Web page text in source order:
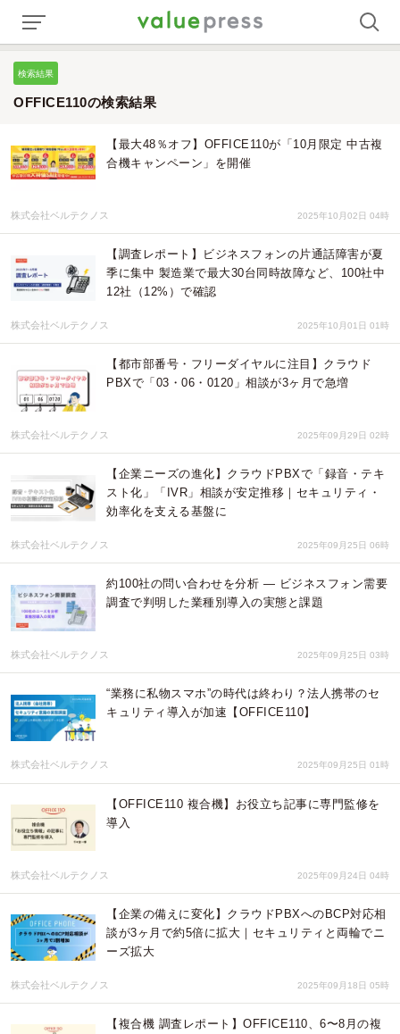
検索結果
OFFICE110の検索結果
【最大48％オフ】OFFICE110が「10月限定 中古複
合機キャンペーン」を開催
株式会社ベルテクノス 2025年10月02日 04時
【調査レポート】ビジネスフォンの片通話障害が夏
季に集中 製造業で最大30台同時故障など、100社中
12社（12%）で確認
株式会社ベルテクノス 2025年10月01日 01時
【都市部番号・フリーダイヤルに注目】クラウド
PBXで「03・06・0120」相談が3ヶ月で急増
株式会社ベルテクノス 2025年09月29日 02時
【企業ニーズの進化】クラウドPBXで「録音・テキ
スト化」「IVR」相談が安定推移｜セキュリティ・
効率化を支える基盤に
株式会社ベルテクノス 2025年09月25日 06時
約100社の問い合わせを分析 ― ビジネスフォン需要
調査で判明した業種別導入の実態と課題
株式会社ベルテクノス 2025年09月25日 03時
“業務に私物スマホ”の時代は終わり？法人携帯のセ
キュリティ導入が加速【OFFICE110】
株式会社ベルテクノス 2025年09月25日 01時
【OFFICE110 複合機】お役立ち記事に専門監修を
導入
株式会社ベルテクノス 2025年09月24日 04時
【企業の備えに変化】クラウドPBXへのBCP対応相
談が3ヶ月で約5倍に拡大｜セキュリティと両輪でニ
ーズ拡大
株式会社ベルテクノス 2025年09月18日 05時
【複合機 調査レポート】OFFICE110、6〜8月の複